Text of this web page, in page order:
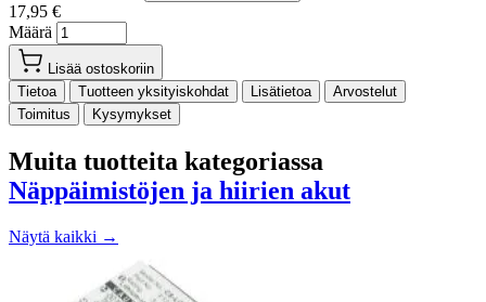
17,95 €
Määrä
Lisää ostoskoriin
Tietoa
Tuotteen yksityiskohdat Lisätietoa
Arvostelut
Toimitus
Kysymykset
Muita tuotteita kategoriassa
Näppäimistöjen ja hiirien akut
Näytä kaikki →